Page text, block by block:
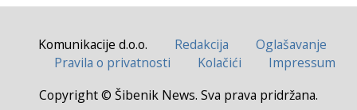
Komunikacije d.o.o. Redakcija
Oglašavanje
Pravila o privatnosti
Kolačići
Impressum
Copyright © Šibenik News. Sva prava pridržana.